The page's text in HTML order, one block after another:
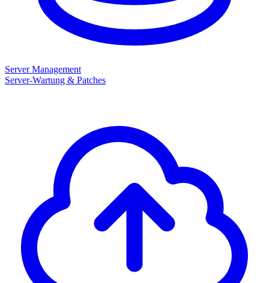
Server Management
Server-Wartung & Patches